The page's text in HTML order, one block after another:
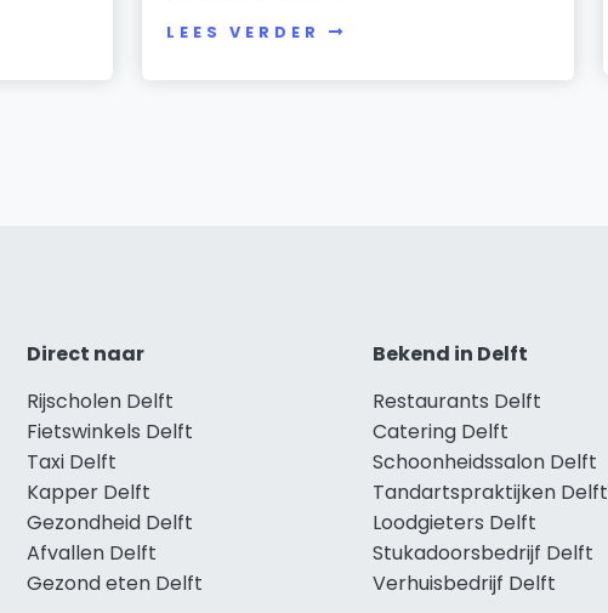
LEES VERDER
Direct naar
Rijscholen Delft
Fietswinkels Delft
Taxi Delft
Kapper Delft
Gezondheid Delft
Afvallen Delft
Gezond eten Delft
Bekend in Delft
Restaurants Delft
Catering Delft
Schoonheidssalon Delft
Tandartspraktijken Delft
Loodgieters Delft
Stukadoorsbedrijf Delft
Verhuisbedrijf Delft